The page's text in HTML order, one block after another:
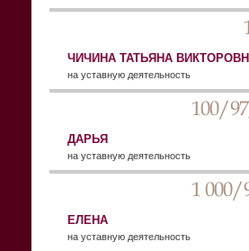
ЧИЧИНА ТАТЬЯНА
на уставную деятельность
100/
ДАРЬЯ
на уставную деятельность
1 000/
ЕЛЕНА
на уставную деятельность